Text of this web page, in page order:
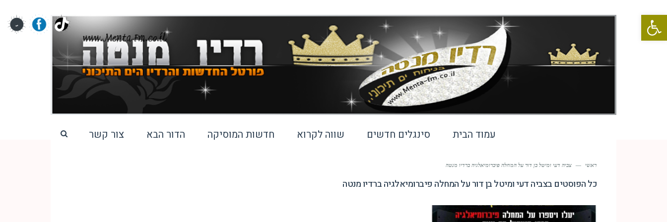
פתח סרגל נגישות
עמוד הבית סינגלים חדשים שווה לקרוא חדשות המוסיקה הדור הבא צור קשר
ראשי — צביה דעי ומיטל בן דור על המחלה פיברומיאלגיה ברדיו מנטה
כל הפוסטים בצביה דעי ומיטל בן דור על המחלה פיברומיאלגיה ברדיו מנטה